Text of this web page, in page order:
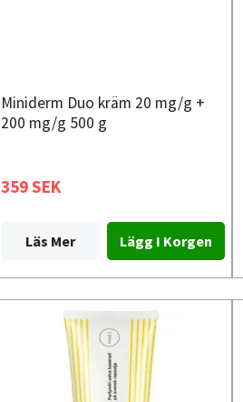
Miniderm Duo kräm 20 mg/g +
200 mg/g 500 g
359 SEK
Läs Mer